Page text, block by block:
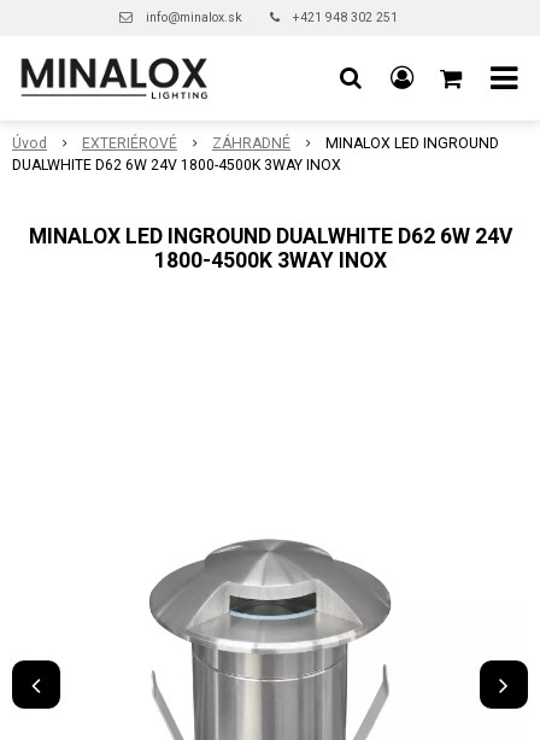
info@minalox.sk +421 948 302 251
Úvod EXTERIÉROVÉ ZÁHRADNÉ
MINALOX LED INGROUND
DUALWHITE D62 6W 24V 1800-4500K 3WAY INOX
MINALOX LED INGROUND DUALWHITE D62 6W 24V
1800-4500K 3WAY INOX